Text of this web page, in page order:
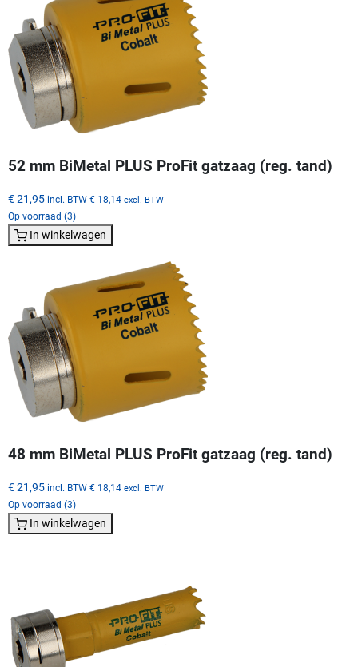
52 mm BiMetal PLUS ProFit gatzaag (reg. tand)
€ 21,95 incl. BTW € 18,14 excl. BTW
Op voorraad (3)
In winkelwagen
48 mm BiMetal PLUS ProFit gatzaag (reg. tand)
€ 21,95 incl. BTW € 18,14 excl. BTW
Op voorraad (3)
In winkelwagen